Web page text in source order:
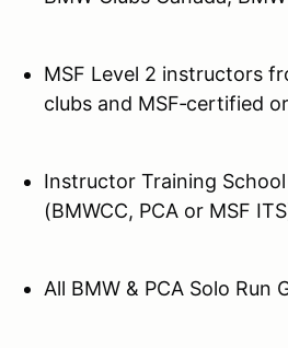
MSF Level 2 instructors
clubs and MSF‑certified
Instructor Training
(BMWCC, PCA or MSF
All BMW & PCA Solo Run